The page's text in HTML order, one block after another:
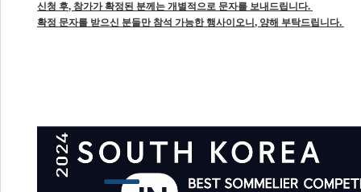
신청 후, 참가가 확정된 분께는 개별적으로 문자를 보내드립니다.
확정 문자를 받으신 분들만 참석 가능한 행사이오니, 양해 부탁드립니다.